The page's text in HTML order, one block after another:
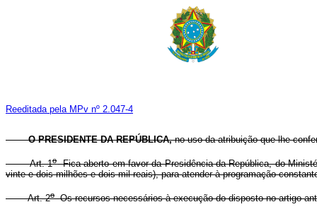
Reeditada pela MPv nº 2.047-4
O PRESIDENTE DA REPÚBLICA,no uso da atribuição que lhe
Art. 1oFica aberto em favor da Presidência da República, do
vinte e dois milhões e dois mil reais), para atender à programação
Art. 2oOs recursos necessários à execução do disposto no artigo